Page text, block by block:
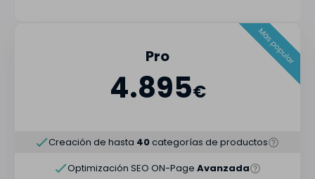
Pro
4.895€
Creación de hasta 40categorías de productos
Optimización SEO ON-Page Avanzada